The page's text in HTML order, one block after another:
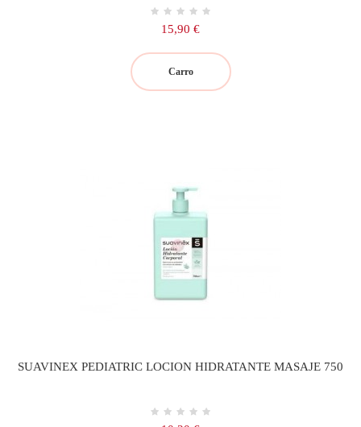
Precio
15,90 €
Carro
SUAVINEX PEDIATRIC LOCION HIDRATANTE MASAJE 750